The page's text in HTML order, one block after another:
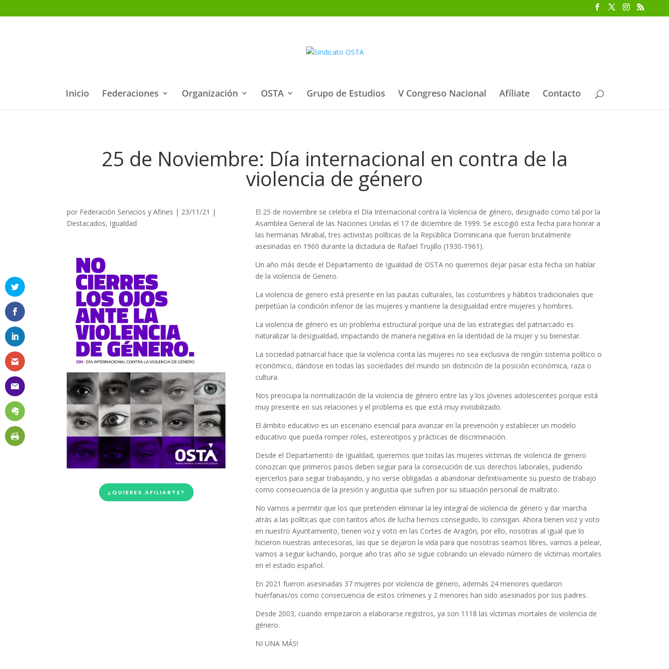
Inicio Federaciones Organización OSTA Grupo de Estudios V Congreso Nacional Afíliate Contacto
25 de Noviembre: Día internacional en contra de la
violencia de género
por Federación Servicios y Afines | 23/11/21 |
Destacados, Igualdad
¿QUIERES AFILIARTE?
El 25 de noviembre se celebra el Día Internacional contra la Violencia de género, designado como tal por la
Asamblea General de las Naciones Unidas el 17 de diciembre de 1999. Se escogió esta fecha para honrar a
las hermanas Mirabal, tres activistas políticas de la República Dominicana que fueron brutalmente
asesinadas en 1960 durante la dictadura de Rafael Trujillo (1930-1961).
Un año más desde el Departamento de Igualdad de OSTA no queremos dejar pasar esta fecha sin hablar
de la violencia de Genero.
La violencia de genero está presente en las pautas culturales, las costumbres y hábitos tradicionales que
perpetúan la condición inferior de las mujeres y mantiene la desigualdad entre mujeres y hombres.
La violencia de género es un problema estructural porque una de las estrategias del patriarcado es
naturalizar la desigualdad, impactando de manera negativa en la identidad de la mujer y su bienestar.
La sociedad patriarcal hace que la violencia conta las mujeres no sea exclusiva de ningún sistema político o
económico, dándose en todas las sociedades del mundo sin distinción de la posición económica, raza o
cultura.
Nos preocupa la normalización de la violencia de género entre las y los jóvenes adolescentes porque está
muy presente en sus relaciones y el problema es que está muy invisibilizado.
El ámbito educativo es un escenario esencial para avanzar en la prevención y establecer un modelo
educativo que pueda romper roles, estereotipos y prácticas de discriminación.
Desde el Departamento de Igualdad, queremos que todas las mujeres víctimas de violencia de genero
conozcan que primeros pasos deben seguir para la consecución de sus derechos laborales, pudiendo
ejercerlos para seguir trabajando, y no verse obligadas a abandonar definitivamente su puesto de trabajo
como consecuencia de la presión y angustia que sufren por su situación personal de maltrato.
No vamos a permitir que los que pretenden eliminar la ley integral de violencia de género y dar marcha
atrás a las políticas que con tantos años de lucha hemos conseguido, lo consigan. Ahora tienen voz y voto
en nuestro Ayuntamiento, tienen voz y voto en las Cortes de Aragón, por ello, nosotras al igual que lo
hicieron nuestras antecesoras, las que se dejaron la vida para que nosotras seamos libres, vamos a pelear,
vamos a seguir luchando, porque año tras año se sigue cobrando un elevado número de víctimas mortales
en el estado español.
En 2021 fueron asesinadas 37 mujeres por violencia de género, además 24 menores quedaron
huérfanas/os como consecuencia de estos crímenes y 2 menores han sido asesinados por sus padres.
Desde 2003, cuando empezaron a elaborarse registros, ya son 1118 las víctimas mortales de violencia de
género.
NI UNA MÁS!